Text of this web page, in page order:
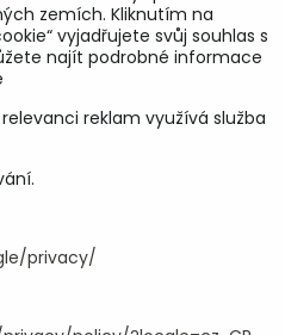
Město
zemích. Kliknutím na
vyjadřujete svůj souhlas s
najít podrobné informace
reklam využívá služba
privacy/